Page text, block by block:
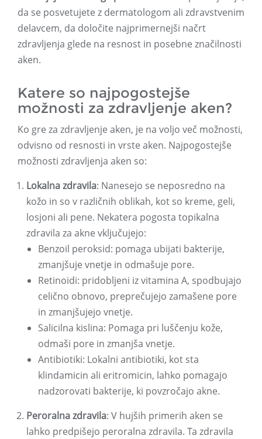
da se posvetujete z dermatologom ali zdravstvenim
delavcem, da določite najprimernejši načrt
zdravljenja glede na resnost in posebne značilnosti
aken.
Katere so najpogostejše
možnosti za zdravljenje aken?
Ko gre za zdravljenje aken, je na voljo več možnosti,
odvisno od resnosti in vrste aken. Najpogostejše
možnosti zdravljenja aken so:
Lokalna zdravila: Nanesejo se neposredno na
kožo in so v različnih oblikah, kot so kreme, geli,
losjoni ali pene. Nekatera pogosta topikalna
zdravila za akne vključujejo:
Benzoil peroksid: pomaga ubijati bakterije,
zmanjšuje vnetje in odmašuje pore.
Retinoidi: pridobljeni iz vitamina A, spodbujajo
celično obnovo, preprečujejo zamašene pore
in zmanjšujejo vnetje.
Salicilna kislina: Pomaga pri luščenju kože,
odmaši pore in zmanjša vnetje.
Antibiotiki: Lokalni antibiotiki, kot sta
klindamicin ali eritromicin, lahko pomagajo
nadzorovati bakterije, ki povzročajo akne.
Peroralna zdravila: V hujših primerih aken se
lahko predpišejo peroralna zdravila. Ta zdravila